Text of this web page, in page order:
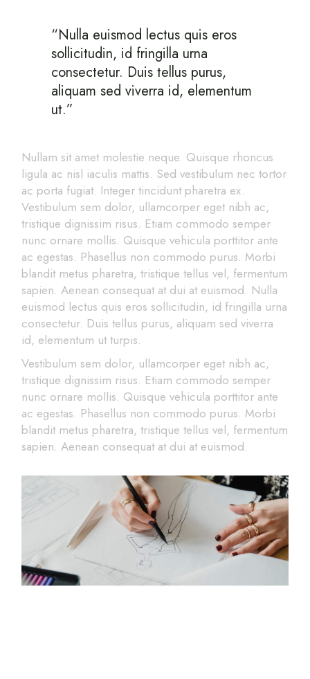
“Nulla euismod lectus quis eros
sollicitudin, id fringilla urna
consectetur. Duis tellus purus,
aliquam sed viverra id, elementum
ut.”
Nullam sit amet molestie neque. Quisque rhoncus
ligula ac nisl iaculis mattis. Sed vestibulum nec tortor
ac porta fugiat. Integer tincidunt pharetra ex.
Vestibulum sem dolor, ullamcorper eget nibh ac,
tristique dignissim risus. Etiam commodo semper
nunc ornare mollis. Quisque vehicula porttitor ante
ac egestas. Phasellus non commodo purus. Morbi
blandit metus pharetra, tristique tellus vel, fermentum
sapien. Aenean consequat at dui at euismod. Nulla
euismod lectus quis eros sollicitudin, id fringilla urna
consectetur. Duis tellus purus, aliquam sed viverra
id, elementum ut turpis.
Vestibulum sem dolor, ullamcorper eget nibh ac,
tristique dignissim risus. Etiam commodo semper
nunc ornare mollis. Quisque vehicula porttitor ante
ac egestas. Phasellus non commodo purus. Morbi
blandit metus pharetra, tristique tellus vel, fermentum
sapien. Aenean consequat at dui at euismod.